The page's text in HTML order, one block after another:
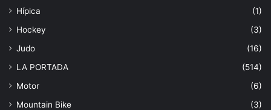
Hípica
(1)
Hockey
(3)
Judo
(16)
LA PORTADA
(514)
Motor
(6)
Mountain Bike
(3)